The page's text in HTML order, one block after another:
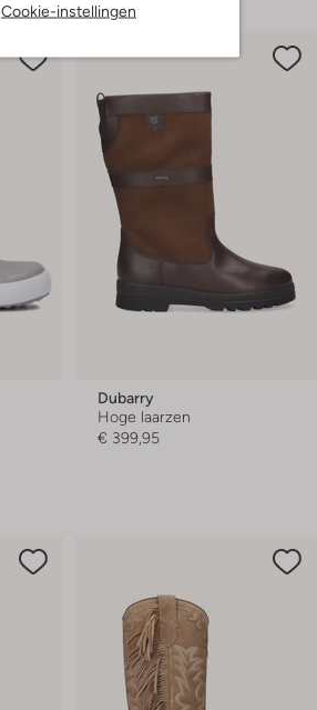
Cookie-instellingen
Dubarry
Hoge laarzen
€ 399,95